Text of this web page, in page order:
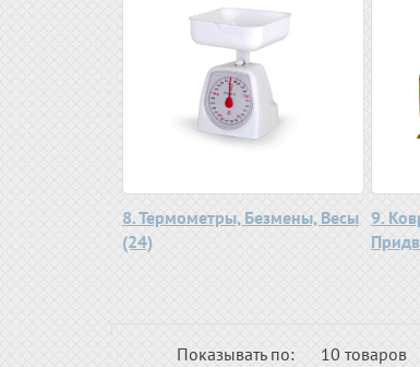
8. Термометры, Безмены, Весы
(24)
9.
Показывать по: 10 товаров